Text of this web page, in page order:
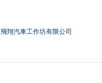
飛翔汽車工作坊有限公司